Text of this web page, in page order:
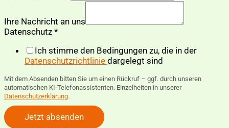
Ihre Nachricht an uns
an
utm_medium
Datenschutz *
Ich stimme den Bedingungen zu, die in der
Datenschutzrichtlinie dargelegt sind
Mit dem Absenden bitten Sie um einen Rückruf – ggf. durch unseren
automatischen KI-Telefonassistenten. Einzelheiten in unserer
Datenschutzerklärung.
Jetzt absenden